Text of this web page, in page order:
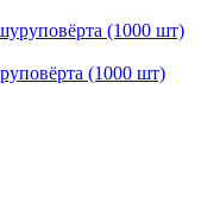
(1000 шт)